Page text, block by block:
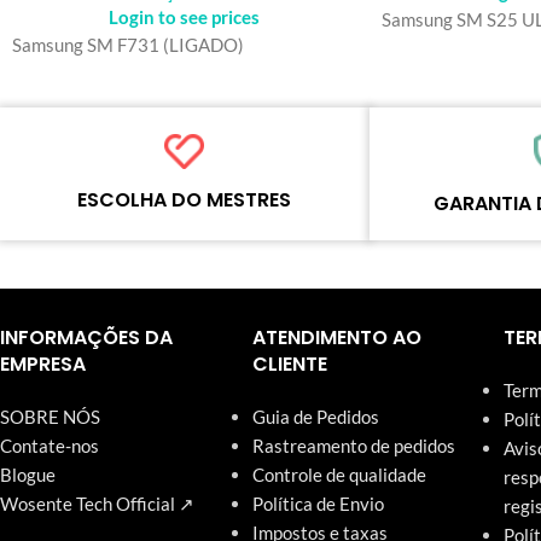
Login to see prices
Samsung SM F731 (LIGADO)
Samsung SM S25
ESCOLHA DO MESTRES
testado e selecionado pelos mestres da
diárias do negócio de reparos.
GARANTIA
processos
nosso site têm
INFORMAÇÕES DA
EMPRESA
SOBRE NÓS
Contate-nos
Blogue
Wosente Tech Official ↗
ATENDIMENTO AO
CLIENTE
Guia de Pedidos
Rastreamento de pedidos
Controle de qualidade
Política de Envio
Impostos e taxas